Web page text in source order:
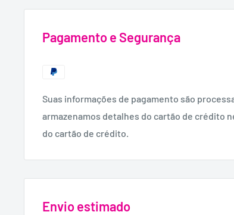
Pagamento e Segurança
Suas informações de pagamento são
armazenamos detalhes do cartão de crédito
do cartão de crédito.
Envio estimado